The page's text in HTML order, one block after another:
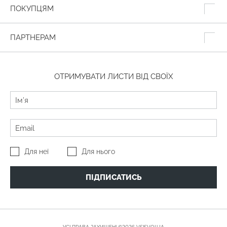
ПОКУПЦЯМ
ПАРТНЕРАМ
ОТРИМУВАТИ ЛИСТИ ВІД СВОЇХ
Для неї Для нього
ПІДПИСАТИСЬ